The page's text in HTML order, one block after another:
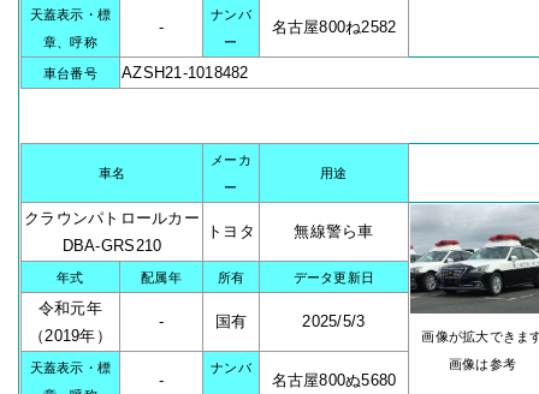
天蓋表示・標
章、呼称
-
ナンバ
ー
名古屋800ね2582
車台番号 AZSH21-1018482
車名
メーカ
ー
用途
クラウンパトロールカー
DBA-GRS210
トヨタ 無線警ら車
画像が拡大できま
画像は参考
年式 配属年 所有 データ更新日
令和元年
（2019年）
- 国有 2025/5/3
天蓋表示・標
-
ナンバ
名古屋800ぬ5680